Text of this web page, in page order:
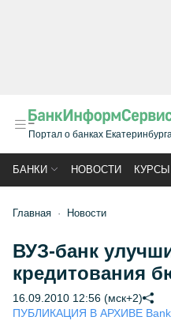
Портал о банках
БАНКИ НОВОСТИ
Главная Новости
ВУЗ-банк
кредитования
16.09.2010 12:56 (мск+2)
ПУБЛИКАЦИЯ В АРХИВЕ